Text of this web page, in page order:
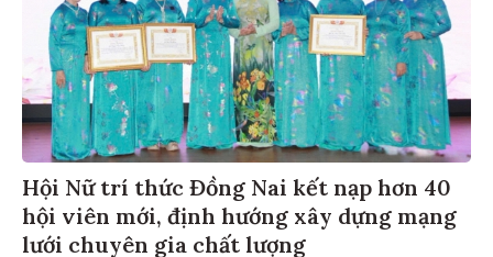
Hội Nữ trí thức Đồng Nai kết nạp hơn 40
hội viên mới, định hướng xây dựng mạng
lưới chuyên gia chất lượng